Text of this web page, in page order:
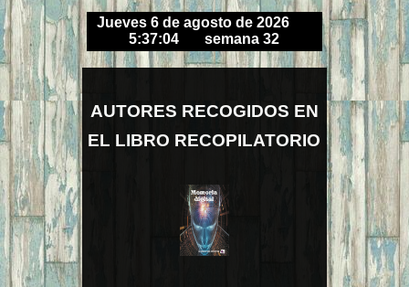
Jueves 6 de agosto de 2026
5:37:07 semana 32
AUTORES RECOGIDOS EN
EL LIBRO RECOPILATORIO